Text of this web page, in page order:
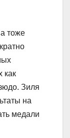
тоже
как
Зиля
на
медали